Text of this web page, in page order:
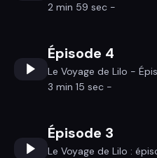
2 min 59 sec -
Épisode 4
Le Voyage de Lilo -
3 min 15 sec -
Épisode 3
Le Voyage de Lilo :